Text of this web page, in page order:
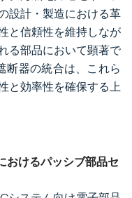
設計・製造における革
と信頼性を維持しなが
る部品において顕著で
断器の統合は、これら
と効率性を確保する上
おけるパッシブ部品セ